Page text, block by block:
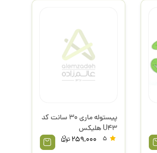
پیستوله ماری 30 سانت کد
U43 هلیکس
259,000